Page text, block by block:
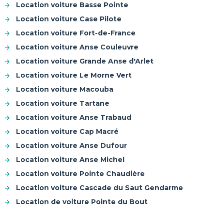
Location voiture Basse Pointe
Location voiture Case Pilote
Location voiture Fort-de-France
Location voiture Anse Couleuvre
Location voiture Grande Anse d'Arlet
Location voiture Le Morne Vert
Location voiture Macouba
Location voiture Tartane
Location voiture Anse Trabaud
Location voiture Cap Macré
Location voiture Anse Dufour
Location voiture Anse Michel
Location voiture Pointe Chaudière
Location voiture Cascade du Saut Gendarme
Location de voiture Pointe du Bout